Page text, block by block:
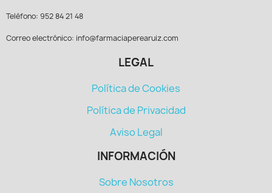
Teléfono: 952 84 21 48
Correo electrónico: info@farmaciaperearuiz.com
LEGAL
Política de Cookies
Política de Privacidad
Aviso Legal
INFORMACIÓN
Sobre Nosotros